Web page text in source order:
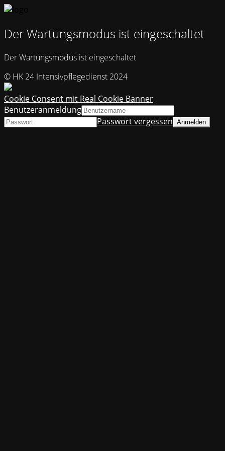
Der Wartungsmodus ist eingeschaltet
Der Wartungsmodus ist eingeschaltet
© HK 24 Intensivpflegedienst 2024
Cookie Consent mit Real Cookie Banner
Benutzeranmeldung
Passwort vergessen